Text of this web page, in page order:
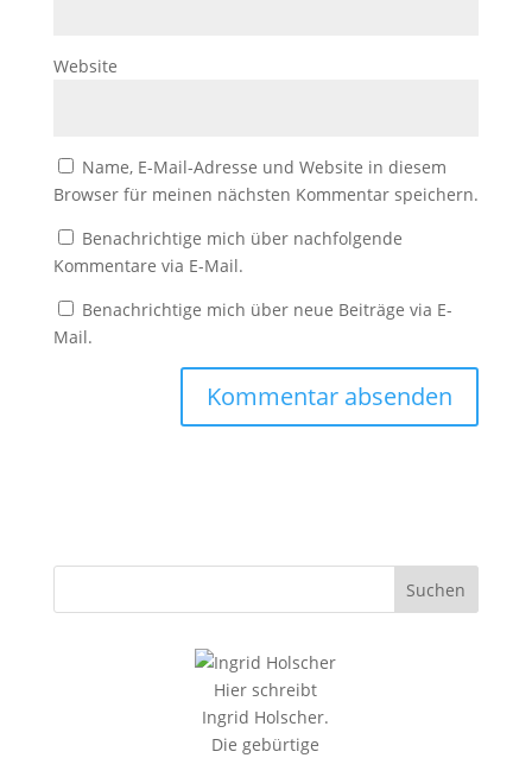
Website
Name, E-Mail-Adresse und Website in diesem
Browser für meinen nächsten Kommentar speichern.
Benachrichtige mich über nachfolgende
Kommentare via E-Mail.
Benachrichtige mich über neue Beiträge via E-
Mail.
Hier schreibt
Ingrid Holscher.
Die gebürtige